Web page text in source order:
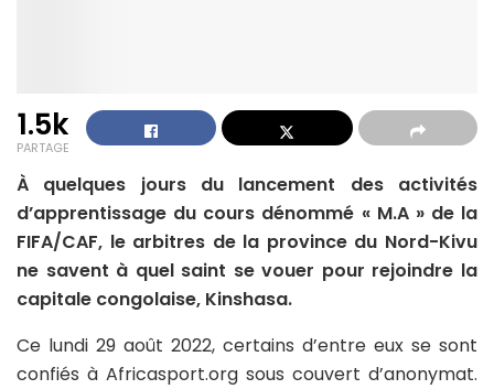
1.5k
PARTAGE
À quelques jours du lancement des activités
d’apprentissage du cours dénommé « M.A » de la
FIFA/CAF, le arbitres de la province du Nord-Kivu
ne savent à quel saint se vouer pour rejoindre la
capitale congolaise, Kinshasa.
Ce lundi 29 août 2022, certains d’entre eux se sont
confiés à Africasport.org sous couvert d’anonymat.